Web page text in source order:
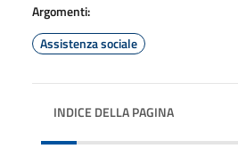
Argomenti:
Assistenza sociale
INDICE DELLA PAGINA